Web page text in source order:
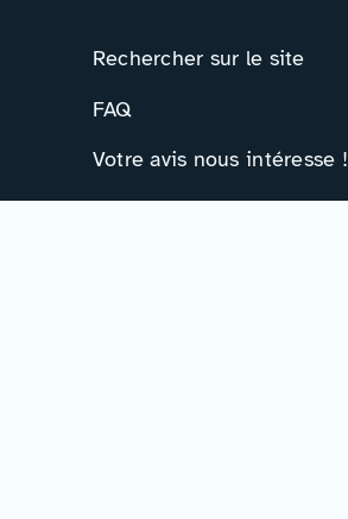
Rechercher sur le site
FAQ
Votre avis nous intéresse !